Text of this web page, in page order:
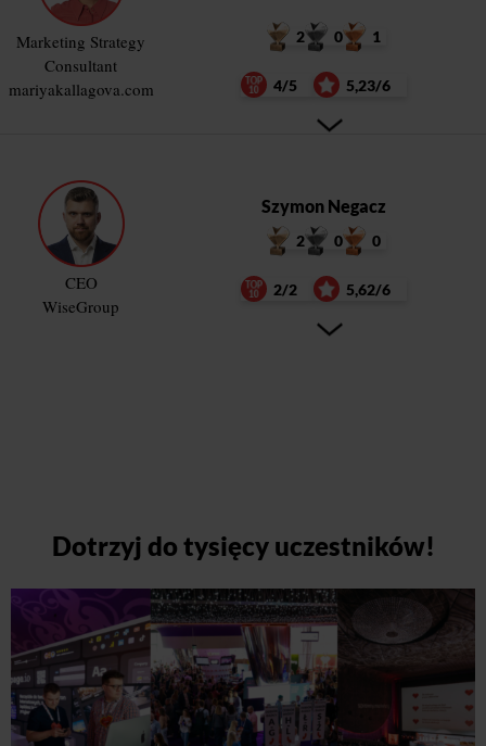
Marketing Strategy
Consultant
mariyakallagova.com
2 0 1
4/5 5,23/6
CEO
WiseGroup
Szymon Negacz
2 0 0
2/2 5,62/6
Dotrzyj do tysięcy uczestników!